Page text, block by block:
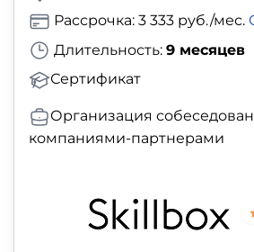
Длительность: 9 месяцев
Сертификат
Рассрочка: 3 333 руб./мес.
Организация
компаниями-партнерами